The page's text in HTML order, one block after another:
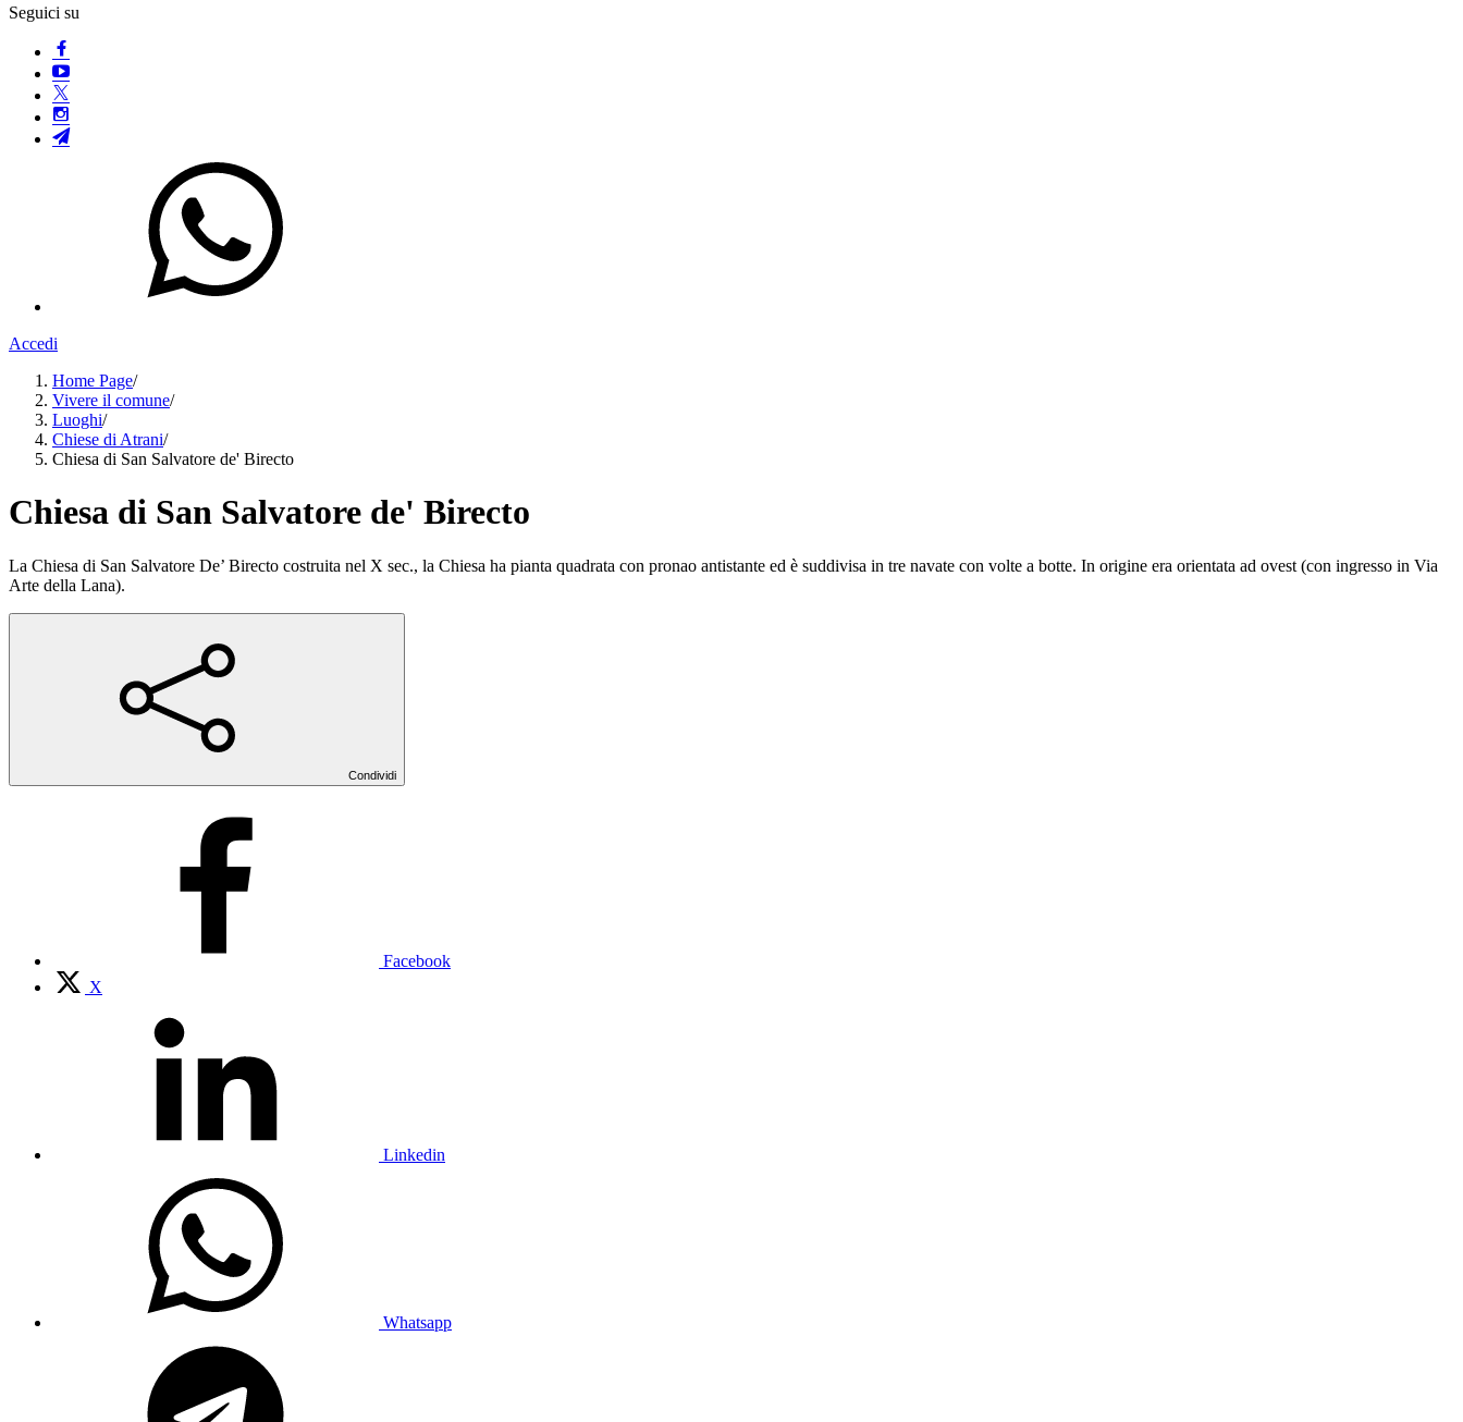
Seguici su
Accedi
Home Page/
Vivere il comune/
Luoghi/
Chiese di Atrani/
Chiesa di San Salvatore de' Birecto
Chiesa di San Salvatore de' Birecto
La Chiesa di San Salvatore De’ Birecto costruita nel X sec., la Chiesa ha pianta quadrata con pronao antistante ed è suddivisa in tre navate con volte a botte. In origine era orientata ad ovest (con ingresso in Via
Arte della Lana).
Condividi
Facebook
X
Linkedin
Whatsapp